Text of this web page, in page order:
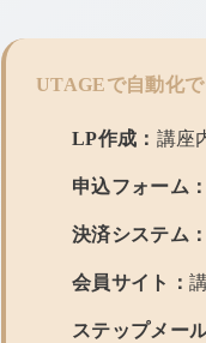
UTAGEで自動化
LP作成： 講座
申込フォーム
決済システム
会員サイト：
ステップメー